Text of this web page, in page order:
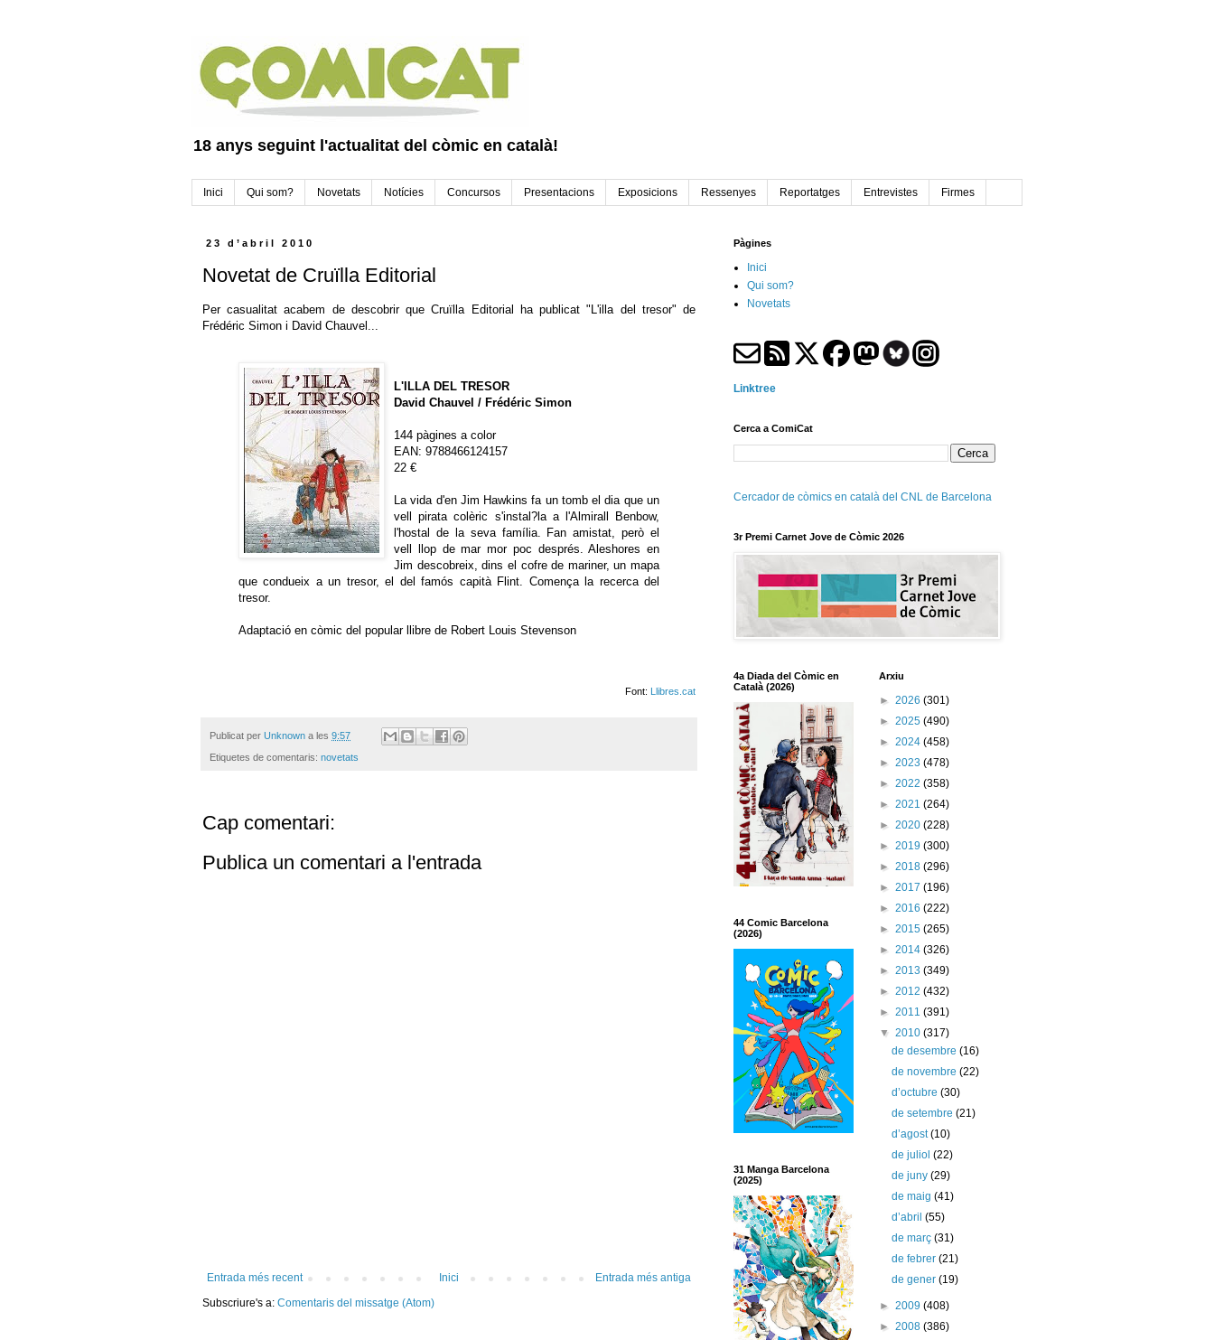
18 anys seguint l'actualitat del còmic en català!
Inici Qui som? Novetats Notícies Concursos Presentacions Exposicions Ressenyes Reportatges Entrevistes Firmes
23 d’abril 2010
Novetat de Cruïlla Editorial
Per casualitat acabem de descobrir que Cruïlla Editorial ha publicat "L'illa del tresor" de
Frédéric Simon i David Chauvel...
L'ILLA DEL TRESOR
David Chauvel / Frédéric Simon
144 pàgines a color
EAN: 9788466124157
22 €
La vida d'en Jim Hawkins fa un tomb el dia que un
vell pirata colèric s'instal?la a l'Almirall Benbow,
l'hostal de la seva família. Fan amistat, però el
vell llop de mar mor poc després. Aleshores en
Jim descobreix, dins el cofre de mariner, un mapa
que condueix a un tresor, el del famós capità Flint. Comença la recerca del
tresor.
Adaptació en còmic del popular llibre de Robert Louis Stevenson
Font: Llibres.cat
Publicat per Unknown a les 9:57
Etiquetes de comentaris: novetats
Cap comentari:
Publica un comentari a l'entrada
Entrada més recent Entrada més antiga
Inici
Subscriure's a: Comentaris del missatge (Atom)
Pàgines
Inici
Qui som?
Novetats
Linktree
Cerca a ComiCat
Cercador de còmics en català del CNL de Barcelona
3r Premi Carnet Jove de Còmic 2026
4a Diada del Còmic en
Català (2026)
44 Comic Barcelona
(2026)
31 Manga Barcelona
(2025)
Arxiu
► 2026 (301)
► 2025 (490)
► 2024 (458)
► 2023 (478)
► 2022 (358)
► 2021 (264)
► 2020 (228)
► 2019 (300)
► 2018 (296)
► 2017 (196)
► 2016 (222)
► 2015 (265)
► 2014 (326)
► 2013 (349)
► 2012 (432)
► 2011 (391)
▼ 2010 (317)
de desembre(16)
de novembre(22)
d’octubre(30)
de setembre(21)
d’agost(10)
de juliol(22)
de juny(29)
de maig(41)
d’abril(55)
de març(31)
de febrer(21)
de gener(19)
► 2009 (408)
► 2008 (386)